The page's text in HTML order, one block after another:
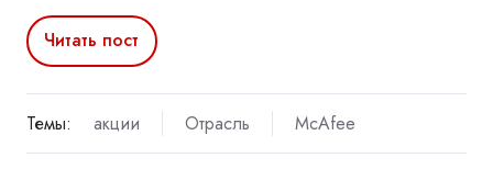
Читать пост
Темы: акции Отрасль McAfee